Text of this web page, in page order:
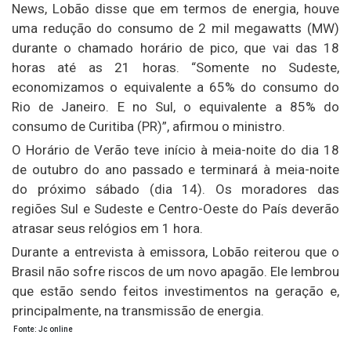
News, Lobão disse que em termos de energia, houve
uma redução do consumo de 2 mil megawatts (MW)
durante o chamado horário de pico, que vai das 18
horas até as 21 horas. “Somente no Sudeste,
economizamos o equivalente a 65% do consumo do
Rio de Janeiro. E no Sul, o equivalente a 85% do
consumo de Curitiba (PR)”, afirmou o ministro.
O Horário de Verão teve início à meia-noite do dia 18
de outubro do ano passado e terminará à meia-noite
do próximo sábado (dia 14). Os moradores das
regiões Sul e Sudeste e Centro-Oeste do País deverão
atrasar seus relógios em 1 hora.
Durante a entrevista à emissora, Lobão reiterou que o
Brasil não sofre riscos de um novo apagão. Ele lembrou
que estão sendo feitos investimentos na geração e,
principalmente, na transmissão de energia.
Fonte: Jc online